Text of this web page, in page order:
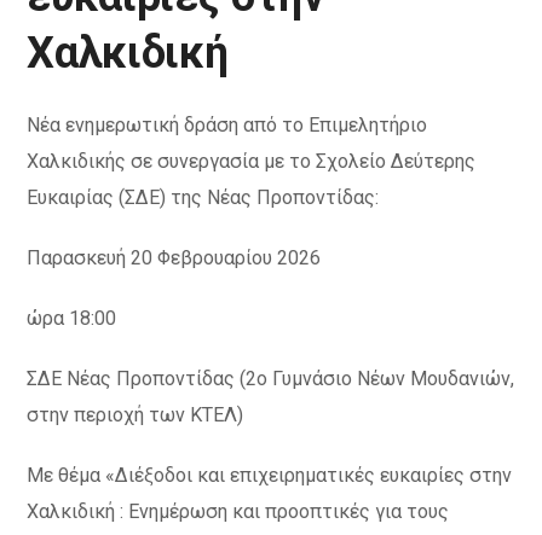
Χαλκιδική
Νέα ενημερωτική δράση από το Επιμελητήριο
Χαλκιδικής σε συνεργασία με το Σχολείο Δεύτερης
Ευκαιρίας (ΣΔΕ) της Νέας Προποντίδας:
Παρασκευή 20 Φεβρουαρίου 2026
ώρα 18:00
ΣΔΕ Νέας Προποντίδας (2ο Γυμνάσιο Νέων Μουδανιών,
στην περιοχή των ΚΤΕΛ)
Με θέμα «Διέξοδοι και επιχειρηματικές ευκαιρίες στην
Χαλκιδική : Ενημέρωση και προοπτικές για τους